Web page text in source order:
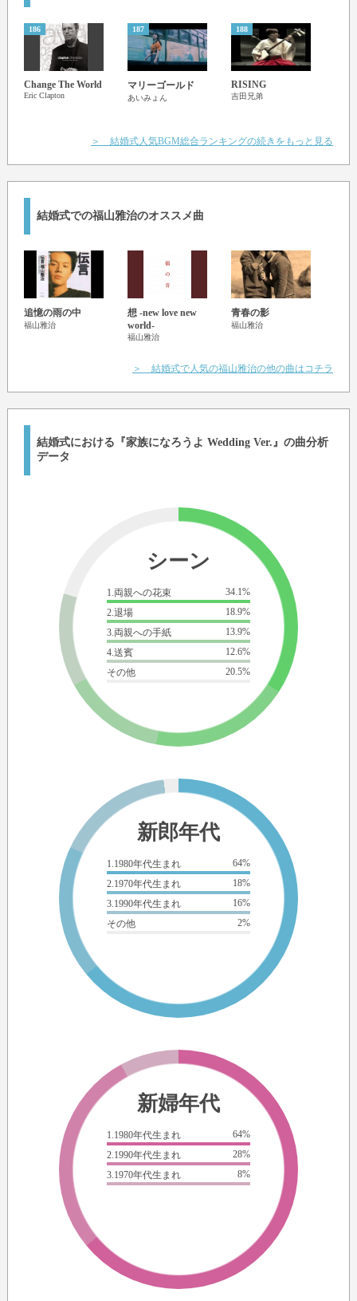
186
Change The World
Eric Clapton
187
マリーゴールド
あいみょん
188
RISING
吉田兄弟
＞ 結婚式人気BGM総合ランキングの続きをもっと見る
結婚式での福山雅治のオススメ曲
追憶の雨の中
福山雅治
想 -new love new
world-
福山雅治
青春の影
福山雅治
＞ 結婚式で人気の福山雅治の他の曲はコチラ
結婚式における『家族になろうよ Wedding Ver.』の曲分析
データ
シーン
1.両親への花束
34.1%
2.退場
18.9%
3.両親への手紙
13.9%
4.送賓
12.6%
その他
20.5%
新郎年代
1.1980年代生まれ
64%
2.1970年代生まれ
18%
3.1990年代生まれ
16%
その他
2%
新婦年代
1.1980年代生まれ
64%
2.1990年代生まれ
28%
3.1970年代生まれ
8%